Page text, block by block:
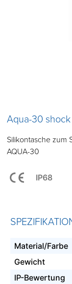
Aqua-30
Silikontasche zum
AQUA-30
IP68
Material/Farbe
Gewicht
IP-Bewertung